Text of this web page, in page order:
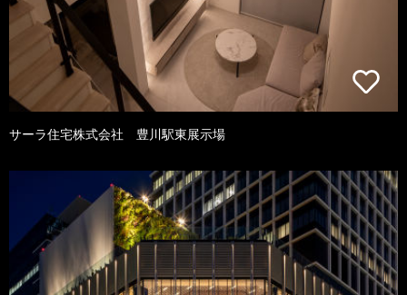
サーラ住宅株式会社 豊川駅東展示場